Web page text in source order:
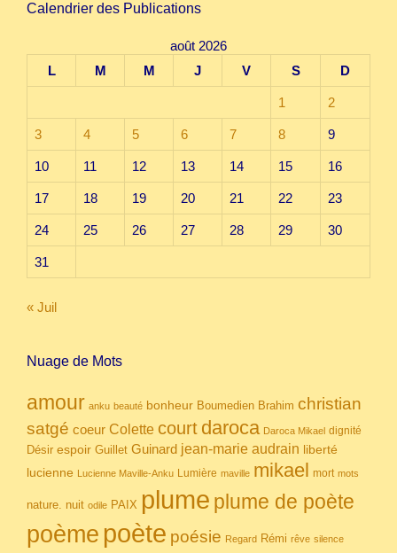
Calendrier des Publications
août 2026
L
M M J V S D
1 2
3 4 5 6 7 8 9
10 11 12 13 14 15 16
17 18 19 20 21 22 23
24 25 26 27 28 29 30
31
« Juil
Nuage de Mots
amour anku beauté bonheur Boumedien Brahim christian
satgé coeur Colette court daroca Daroca Mikael dignité
Désir espoir Guillet Guinard jean-marie audrain liberté
lucienne Lucienne Maville-Anku Lumière maville mikael mort mots
nature. nuit odile PAIX plume plume de poète
poème poète poésie Regard Rémi rêve silence